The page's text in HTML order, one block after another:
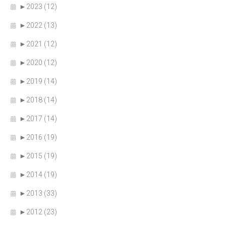
► 2023 (12)
► 2022 (13)
► 2021 (12)
► 2020 (12)
► 2019 (14)
► 2018 (14)
► 2017 (14)
► 2016 (19)
► 2015 (19)
► 2014 (19)
► 2013 (33)
► 2012 (23)